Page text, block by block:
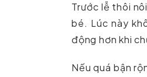
Trước lễ thôi
bé. Lúc này
động hơn khi
Nếu quá bận